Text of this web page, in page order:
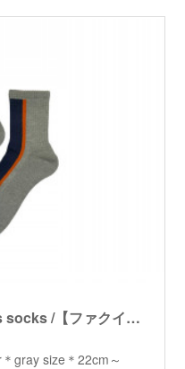
【fakui】3color line sports socks /【ファクイ】3カラーラインスポーツソックス
gray size＊22cm～